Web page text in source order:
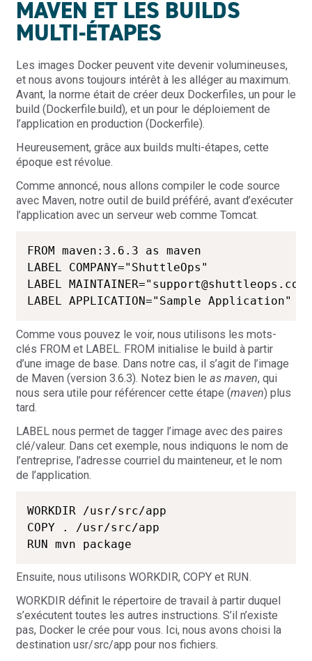
MAVEN ET LES BUILDS
MULTI-ÉTAPES
Les images Docker peuvent vite devenir volumineuses,
et nous avons toujours intérêt à les alléger au maximum.
Avant, la norme était de créer deux Dockerfiles, un pour le
build (Dockerfile.build), et un pour le déploiement de
l’application en production (Dockerfile).
Heureusement, grâce aux builds multi-étapes, cette
époque est révolue.
Comme annoncé, nous allons compiler le code source
avec Maven, notre outil de build préféré, avant d’exécuter
l’application avec un serveur web comme Tomcat.
FROM maven:3.6.3 as maven
LABEL COMPANY="ShuttleOps"
LABEL MAINTAINER="support@shuttleops.com"
LABEL APPLICATION="Sample Application"
Comme vous pouvez le voir, nous utilisons les mots-
clés FROM et LABEL. FROM initialise le build à partir
d’une image de base. Dans notre cas, il s’agit de l’image
de Maven (version 3.6.3). Notez bien le as maven, qui
nous sera utile pour référencer cette étape (maven) plus
tard.
LABEL nous permet de tagger l’image avec des paires
clé/valeur. Dans cet exemple, nous indiquons le nom de
l’entreprise, l’adresse courriel du mainteneur, et le nom
de l’application.
WORKDIR /usr/src/app
COPY . /usr/src/app
RUN mvn package
Ensuite, nous utilisons WORKDIR, COPY et RUN.
WORKDIR définit le répertoire de travail à partir duquel
s’exécutent toutes les autres instructions. S’il n’existe
pas, Docker le crée pour vous. Ici, nous avons choisi la
destination usr/src/app pour nos fichiers.